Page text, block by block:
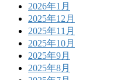
2026年1月
2025年12月
2025年11月
2025年10月
2025年9月
2025年8月